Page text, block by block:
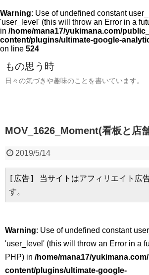
Warning: Use of undefined constant
'user_level' (this will throw an Error in a
in /home/mana17/yukimana.com/
content/plugins/ultimate-google-
on line 524
もの思う時
日々の気づきや趣味のことを書いています。
MOV_1626_Moment(看板と店
2019/5/14
[広告] 当サイトはアフィリエイト広
す。
Warning: Use of undefined constant
'user_level' (this will throw an Error in a
PHP) in /home/mana17/
content/plugins/ultimate-google-